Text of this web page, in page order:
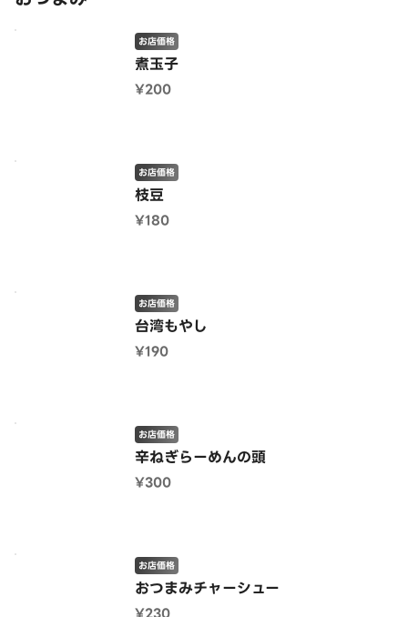
煮玉子
お店価格
¥200
枝豆
お店価格
¥180
台湾もやし
お店価格
¥190
辛ねぎらーめんの頭
お店価格
¥300
おつまみチャーシュー
お店価格